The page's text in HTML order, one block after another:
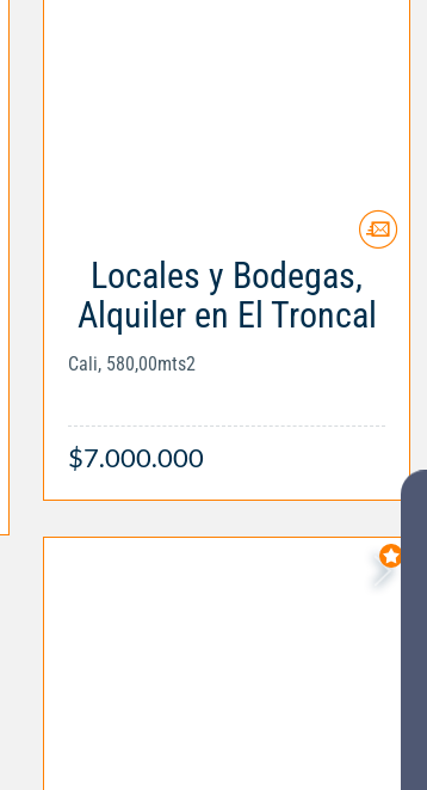
Locales y Bodegas,
Alquiler en El Troncal
Cali, 580,00mts2
$7.000.000